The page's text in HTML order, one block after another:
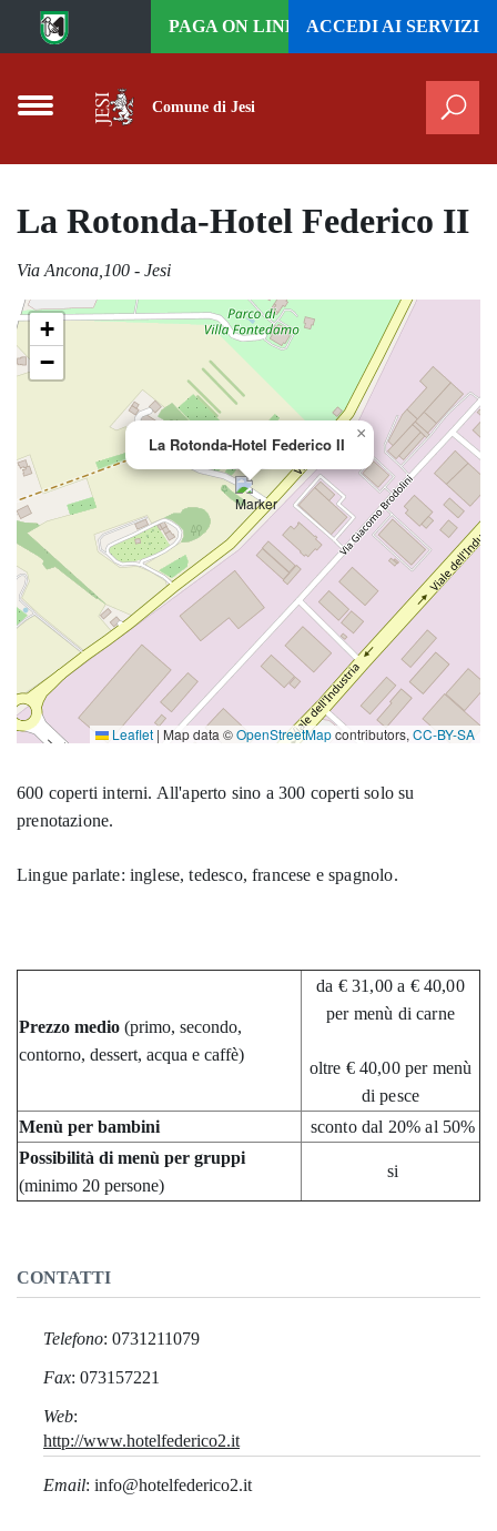
Vai al contenuto principale
PAGA ON LINE
ACCEDI AI SERVIZI
Comune di Jesi
La Rotonda-Hotel Federico II
Via Ancona,100 - Jesi
La Rotonda-Hotel Federico II
×
+
−
Leaflet | Map data ©OpenStreetMapcontributors, CC-BY-SA
600 coperti interni. All'aperto sino a 300 coperti solo su
prenotazione.
Lingue parlate: inglese, tedesco, francese e spagnolo.
Prezzo medio (primo, secondo,
contorno, dessert, acqua e caffè)
da € 31,00 a € 40,00
per menù di carne
oltre € 40,00 per menù
di pesce
Menù per bambini
sconto dal 20% al 50%
Possibilità di menù per gruppi
(minimo 20 persone)
si
CONTATTI
Telefono: 0731211079
Fax: 073157221
Web:
http://www.hotelfederico2.it
Email: info@hotelfederico2.it